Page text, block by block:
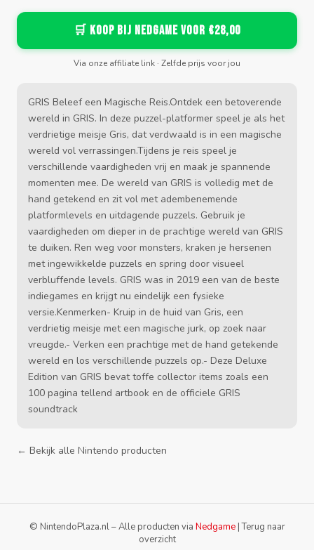
🛒 Koop bij Nedgame voor €28,00
Via onze affiliate link · Zelfde prijs voor jou
GRIS Beleef een Magische Reis.Ontdek een betoverende
wereld in GRIS. In deze puzzel-platformer speel je als het
verdrietige meisje Gris, dat verdwaald is in een magische
wereld vol verrassingen.Tijdens je reis speel je
verschillende vaardigheden vrij en maak je spannende
momenten mee. De wereld van GRIS is volledig met de
hand getekend en zit vol met adembenemende
platformlevels en uitdagende puzzels. Gebruik je
vaardigheden om dieper in de prachtige wereld van GRIS
te duiken. Ren weg voor monsters, kraken je hersenen
met ingewikkelde puzzels en spring door visueel
verbluffende levels. GRIS was in 2019 een van de beste
indiegames en krijgt nu eindelijk een fysieke
versie.Kenmerken- Kruip in de huid van Gris, een
verdrietig meisje met een magische jurk, op zoek naar
vreugde.- Verken een prachtige met de hand getekende
wereld en los verschillende puzzels op.- Deze Deluxe
Edition van GRIS bevat toffe collector items zoals een
100 pagina tellend artbook en de officiele GRIS
soundtrack
← Bekijk alle Nintendo producten
© NintendoPlaza.nl – Alle producten via Nedgame|Terug naar
overzicht